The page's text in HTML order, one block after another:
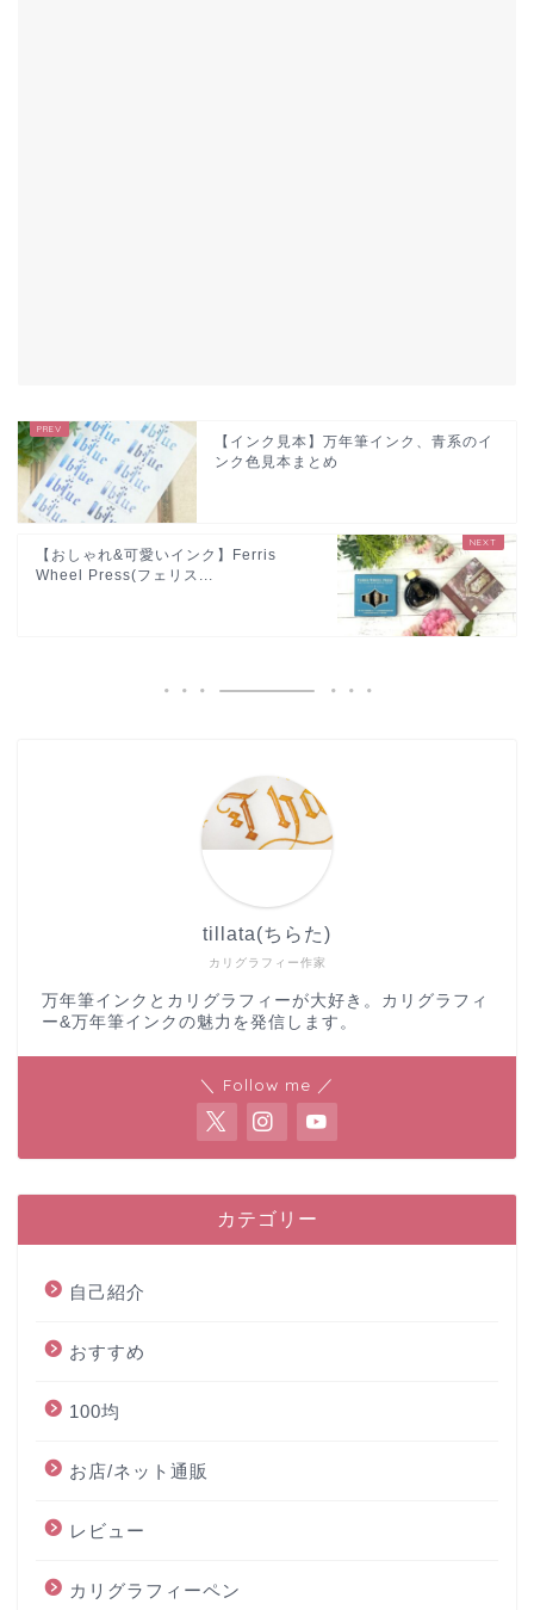
【インク見本】万年筆インク、青系のイ
ンク色見本まとめ
【おしゃれ&可愛いインク】Ferris
Wheel Press(フェリス...
カリグラフィー作家
tillata(ちらた)
万年筆インクとカリグラフィーが大好き。カリグラフィ
ー&万年筆インクの魅力を発信します。
＼ Follow me ／
カテゴリー
自己紹介
おすすめ
100均
お店/ネット通販
レビュー
カリグラフィーペン